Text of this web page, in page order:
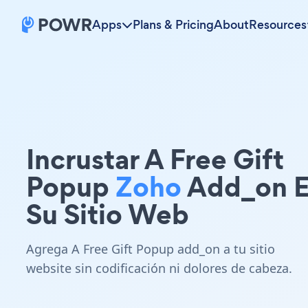
Apps Plans & PricingAboutResources
Incrustar A Free Gift
PopupZohoAdd_on
Su Sitio Web
Agrega A Free Gift Popup add_on a tu sitio
website sin codificación ni dolores de cabeza.